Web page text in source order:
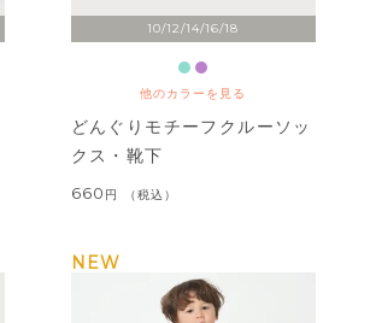
10/12/14/16/18
他のカラーを見る
どんぐりモチーフクルーソッ
クス・靴下
660 税込
NEW